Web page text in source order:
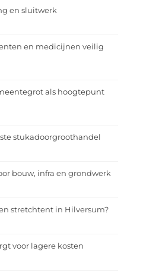
en sluitwerk
en medicijnen veilig
als hoogtepunt
stukadoorgroothandel
bouw, infra en grondwerk
stretchtent in Hilversum?
voor lagere kosten